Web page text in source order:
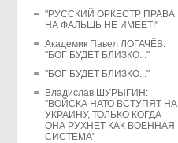
"РУССКИЙ ОРКЕСТР ПРАВА
НА ФАЛЬШЬ НЕ ИМЕЕТ!"
Академик Павел ЛОГАЧЁВ:
"БОГ БУДЕТ БЛИЗКО..."
"БОГ БУДЕТ БЛИЗКО..."
Владислав ШУРЫГИН:
"ВОЙСКА НАТО ВСТУПЯТ НА
УКРАИНУ, ТОЛЬКО КОГДА
ОНА РУХНЕТ КАК ВОЕННАЯ
СИСТЕМА"